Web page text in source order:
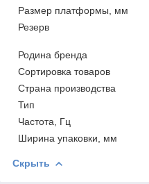
Размер платформы, мм
Резерв
Родина бренда
Сортировка товаров
Страна производства
Тип
Частота, Гц
Ширина упаковки, мм
Скрыть